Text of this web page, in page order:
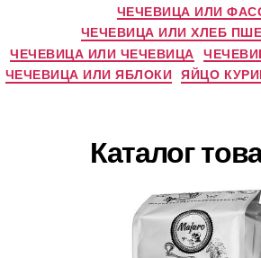
ЧЕЧЕВИЦА ИЛИ
ЧЕЧЕВИЦА ИЛИ ХЛЕБ
ЧЕЧЕВИЦА ИЛИ ЧЕЧЕВИЦА
ЧЕЧЕВИЦА ИЛИ ЯБЛОКИ ЯЙЦО
Каталог